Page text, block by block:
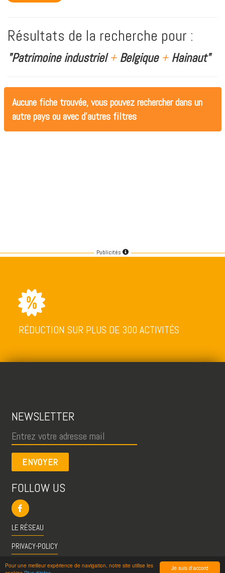
Je suis d'accord
Pour une meilleur expérience de navigation, notre site utilise les
Résultats de la recherche pour :
"Patrimoine industriel+Belgique +Hainaut"
Aucune fiche trouvée, vous pouvez rechercher dans un
autre pays ou avec d'autres filtres
Publicités
RÉDUCTION SUR PLUS DE 300 ACTIVITÉS
NEWSLETTER
ENVOYER
FOLLOW US
LE RÉSEAU
PRIVACY-POLICY
CGU